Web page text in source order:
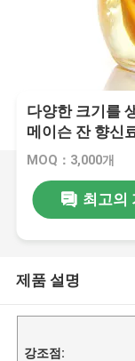
다양한 크기를
메이슨 잔 향신
MOQ：3,000개
최고의
제품 설명
강조점: